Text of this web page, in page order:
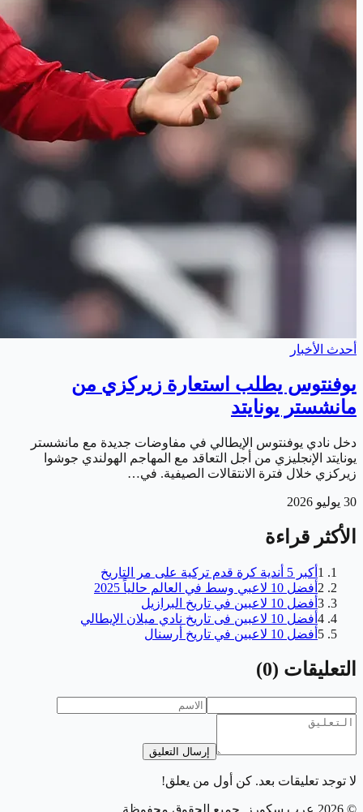
أحدث الأخبار
يوفنتوس يطلب استعارة زيركزي من
مانشستر يونايتد
دخل نادي يوفنتوس الإيطالي في مفاوضات جديدة مع مانشستر
يونايتد الإنجليزي من أجل التعاقد مع المهاجم الهولندي جوشوا
زيركزي خلال فترة الانتقالات الصيفية. في…
30 يوليو 2026
الأكثر قراءة
1 أكبر 5 أندية كرة قدم تركية على مر التاريخ
2 أفضل 10 لاعبي وسط في العالم حالياً 2025
3 أفضل 10 لاعبين في تاريخ البرازيل
4 أفضل 10 لاعبين فى تاريخ نادي ميلان الإيطالي
5 أفضل 10 لاعبين في تاريخ أرسنال
التعليقات (
0
)
إرسال التعليق
لا توجد تعليقات بعد. كن أول من يعلق!
©
2026 عرب سكورز . جميع الحقوق محفوظة.